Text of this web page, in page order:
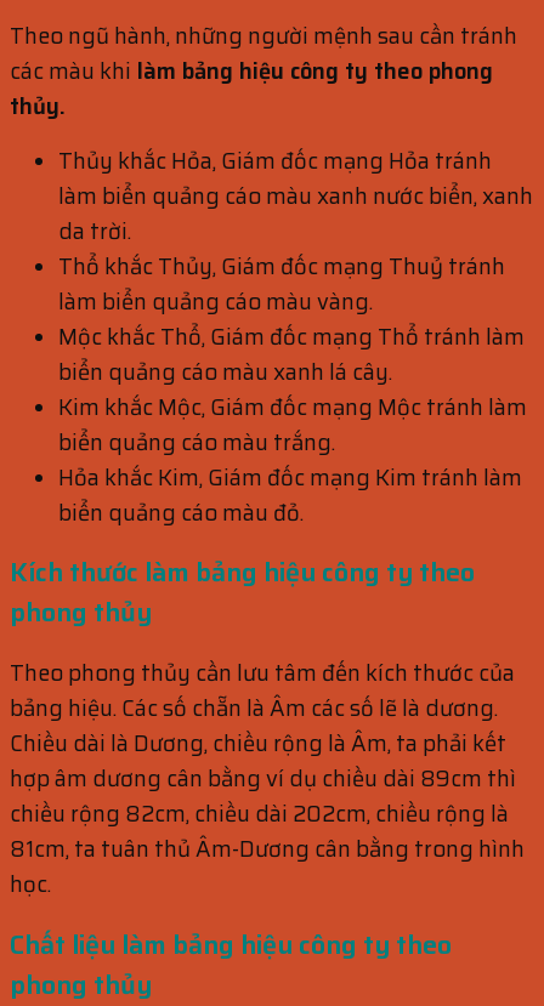
Theo ngũ hành, những người mệnh sau cần tránh
các màu khi làm bảng hiệu công ty theo phong
thủy.
Thủy khắc Hỏa, Giám đốc mạng Hỏa tránh
làm biển quảng cáo màu xanh nước biển, xanh
da trời.
Thổ khắc Thủy, Giám đốc mạng Thuỷ tránh
làm biển quảng cáo màu vàng.
Mộc khắc Thổ, Giám đốc mạng Thổ tránh làm
biển quảng cáo màu xanh lá cây.
Kim khắc Mộc, Giám đốc mạng Mộc tránh làm
biển quảng cáo màu trắng.
Hỏa khắc Kim, Giám đốc mạng Kim tránh làm
biển quảng cáo màu đỏ.
Kích thước làm bảng hiệu công ty theo
phong thủy
Theo phong thủy cần lưu tâm đến kích thước của
bảng hiệu. Các số chẵn là Âm các số lẽ là dương.
Chiều dài là Dương, chiều rộng là Âm, ta phải kết
hợp âm dương cân bằng ví dụ chiều dài 89cm thì
chiều rộng 82cm, chiều dài 202cm, chiều rộng là
81cm, ta tuân thủ Âm-Dương cân bằng trong hình
học.
Chất liệu làm bảng hiệu công ty theo
phong thủy